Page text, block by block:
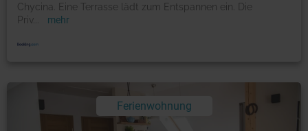
Chycina. Eine Terrasse lädt zum Entspannen ein. Die
Priv... mehr
Ferienwohnung